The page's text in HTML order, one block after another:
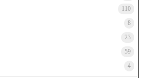
110
8
23
59
4